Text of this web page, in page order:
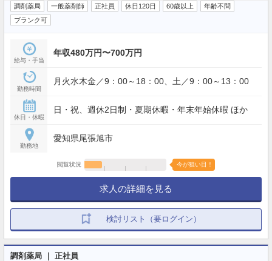
調剤薬局 一般薬剤師 正社員 休日120日 60歳以上
年齢不問
ブランク可
給与・手当
年収480万円〜700万円
勤務時間
月火水木金／9：00～18：00、土／9：00～13：00
休日・休暇
日・祝、週休2日制・夏期休暇・年末年始休暇 ほか
勤務地
愛知県尾張旭市
閲覧状況 今が狙い目！
求人の詳細を見る
検討リスト（要ログイン）
調剤薬局 ｜ 正社員